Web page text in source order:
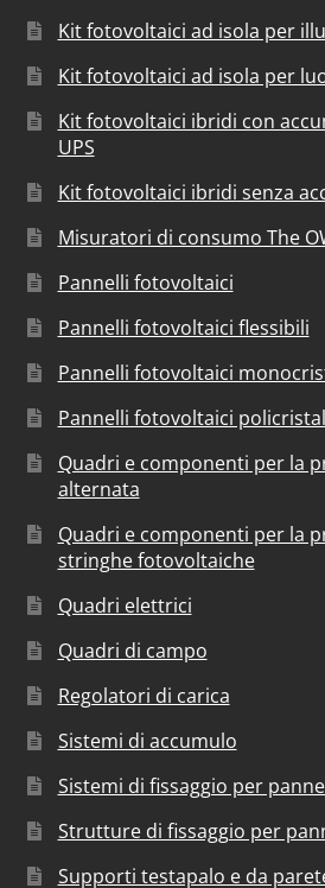
Kit fotovoltaici ad isola per
Kit fotovoltaici ad isola per
Kit fotovoltaici ibridi con
UPS
Kit fotovoltaici ibridi senza
Misuratori di consumo The
Pannelli fotovoltaici
Pannelli fotovoltaici flessibili
Pannelli fotovoltaici
Pannelli fotovoltaici
Quadri e componenti per la
alternata
Quadri e componenti per la
stringhe fotovoltaiche
Quadri elettrici
Quadri di campo
Regolatori di carica
Sistemi di accumulo
Sistemi di fissaggio per
Strutture di fissaggio per
Supporti testapalo e da